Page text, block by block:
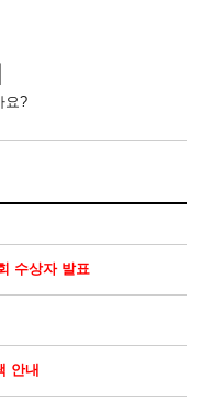
요?
수상자 발표
안내